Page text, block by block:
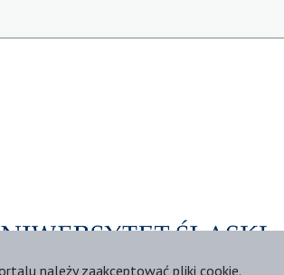
należy zaakceptować pliki cookie.